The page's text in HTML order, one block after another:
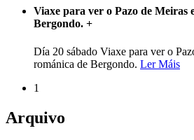
Viaxe para ver o Pazo de Meiras
Bergondo. +
Día 20 sábado Viaxe para ver o
románica de Bergondo. Ler Máis
1
Arquivo